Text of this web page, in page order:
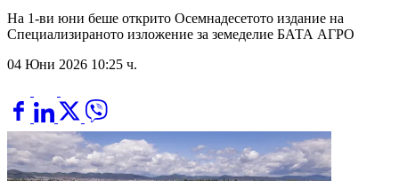
На 1-ви юни беше открито Осемнадесетото издание на
Специализираното изложение за земеделие БАТА АГРО
04 Юни 2026 10:25 ч.